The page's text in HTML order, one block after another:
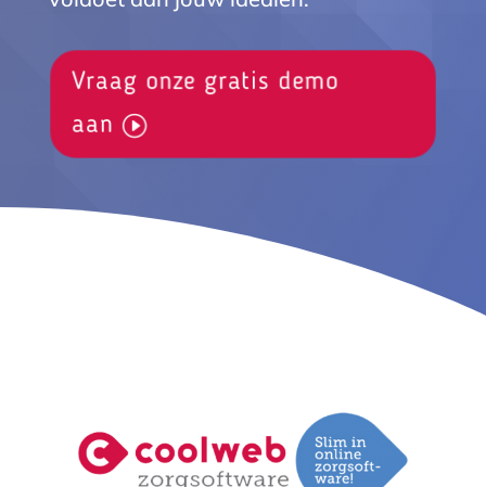
Vraag onze gratis demo
aan